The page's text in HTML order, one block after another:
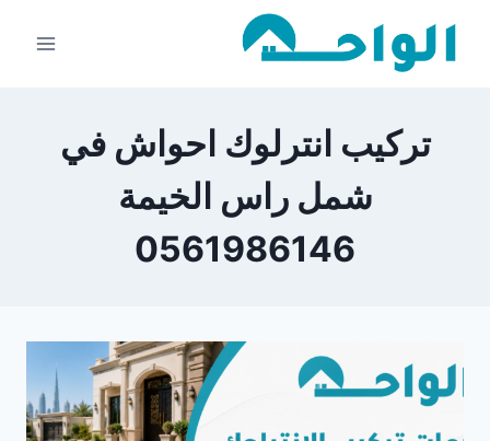
تركيب انترلوك احواش في
شمل راس الخيمة
0561986146